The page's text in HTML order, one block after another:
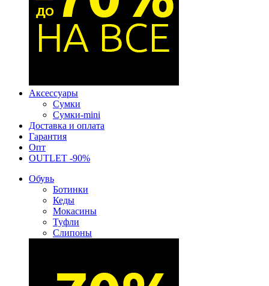
Аксессуары
Сумки
Сумки-mini
Доставка и оплата
Гарантия
Опт
OUTLET -90%
Обувь
Ботинки
Кеды
Мокасины
Туфли
Слипоны